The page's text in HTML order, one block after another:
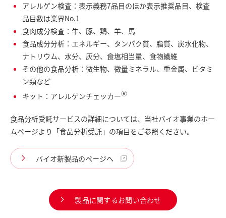
アレルゲン検査：表示義務7品目のほか表示推奨品目、検査
品目数は業界No.1
食肉成分検査：牛、豚、鶏、羊、馬
食品成分分析：エネルギー、タンパク質、脂質、炭水化物、
ナトリウム、水分、灰分、食塩相当量、食物繊維
その他の食品分析：微生物、微量ミネラル、重金属、ビタミ
ン類など
キット：アレルゲンチェッカー🄬
食品分析受託サービスの詳細については、当社バイオ事業のホー
ムページより「食品分析受託」の項目をご参照ください。
バイオ新製品のページへ
製品に関するお問い合わせ